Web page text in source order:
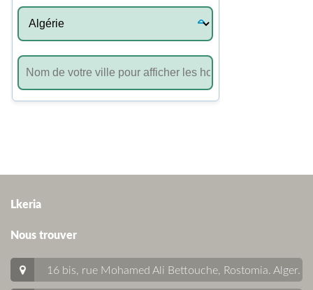
Lkeria
Nous trouver
16 bis, rue Mohamed Ali Bettouche, Rostomia. Alger.